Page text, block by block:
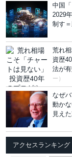
中国
2029
制す
荒れ
資歴
法が
ー）
なぜ
動か
見え
アクセスランキング